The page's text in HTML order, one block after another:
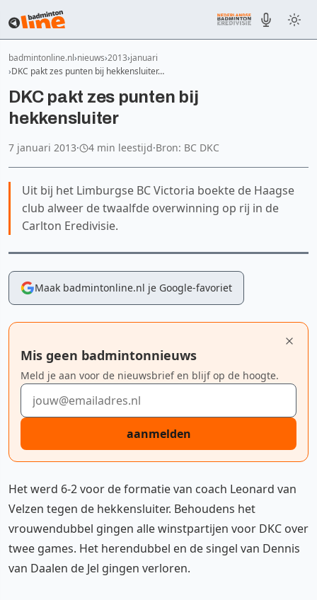
badmintonline.nl nieuws 2013 januari
DKC pakt zes punten bij hekkensluiter…
DKC pakt zes punten bij
hekkensluiter
7 januari 2013· 4 min leestijd·Bron: BC DKC
Uit bij het Limburgse BC Victoria boekte de Haagse
club alweer de twaalfde overwinning op rij in de
Carlton Eredivisie.
Maak badmintonline.nl je Google-favoriet
Mis geen badmintonnieuws
Meld je aan voor de nieuwsbrief en blijf op de hoogte.
E-mailadres
aanmelden
Het werd 6-2 voor de formatie van coach Leonard van
Velzen tegen de hekkensluiter. Behoudens het
vrouwendubbel gingen alle winstpartijen voor DKC over
twee games. Het herendubbel en de singel van Dennis
van Daalen de Jel gingen verloren.